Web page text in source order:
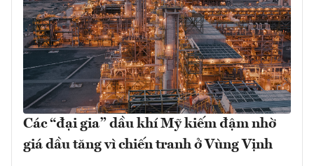
Các “đại gia” dầu khí Mỹ kiếm đậm nhờ
giá dầu tăng vì chiến tranh ở Vùng Vịnh